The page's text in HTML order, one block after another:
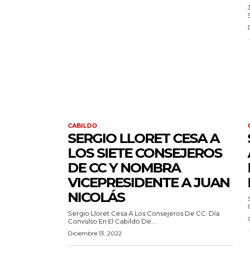
CABILDO
SERGIO LLORET CESA A
LOS SIETE CONSEJEROS
DE CC Y NOMBRA
VICEPRESIDENTE A JUAN
NICOLÁS
Sergio Lloret Cesa A Los Consejeros De CC. Día
Convulso En El Cabildo De...
Diciembre 13, 2022